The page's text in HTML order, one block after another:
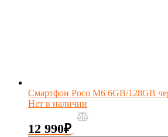
Смартфон Poco M6 6GB/128GB
Нет в наличии
12 990₽